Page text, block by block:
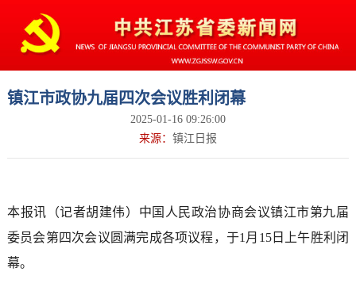
镇江市政协九届四次会议胜利闭幕
2025-01-16 09:26:00
来源： 镇江日报
本报讯（记者胡建伟）中国人民政治协商会议镇江市第九届
委员会第四次会议圆满完成各项议程，于1月15日上午胜利闭
幕。